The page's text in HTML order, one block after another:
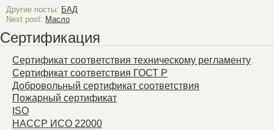
Другие посты: БАД
Next post: Масло
Сертификация
Сертификат соответствия техническому регламенту
Сертификат соответствия ГОСТ Р
Добровольный сертификат соответствия
Пожарный сертификат
ISO
HACCP ИСО 22000